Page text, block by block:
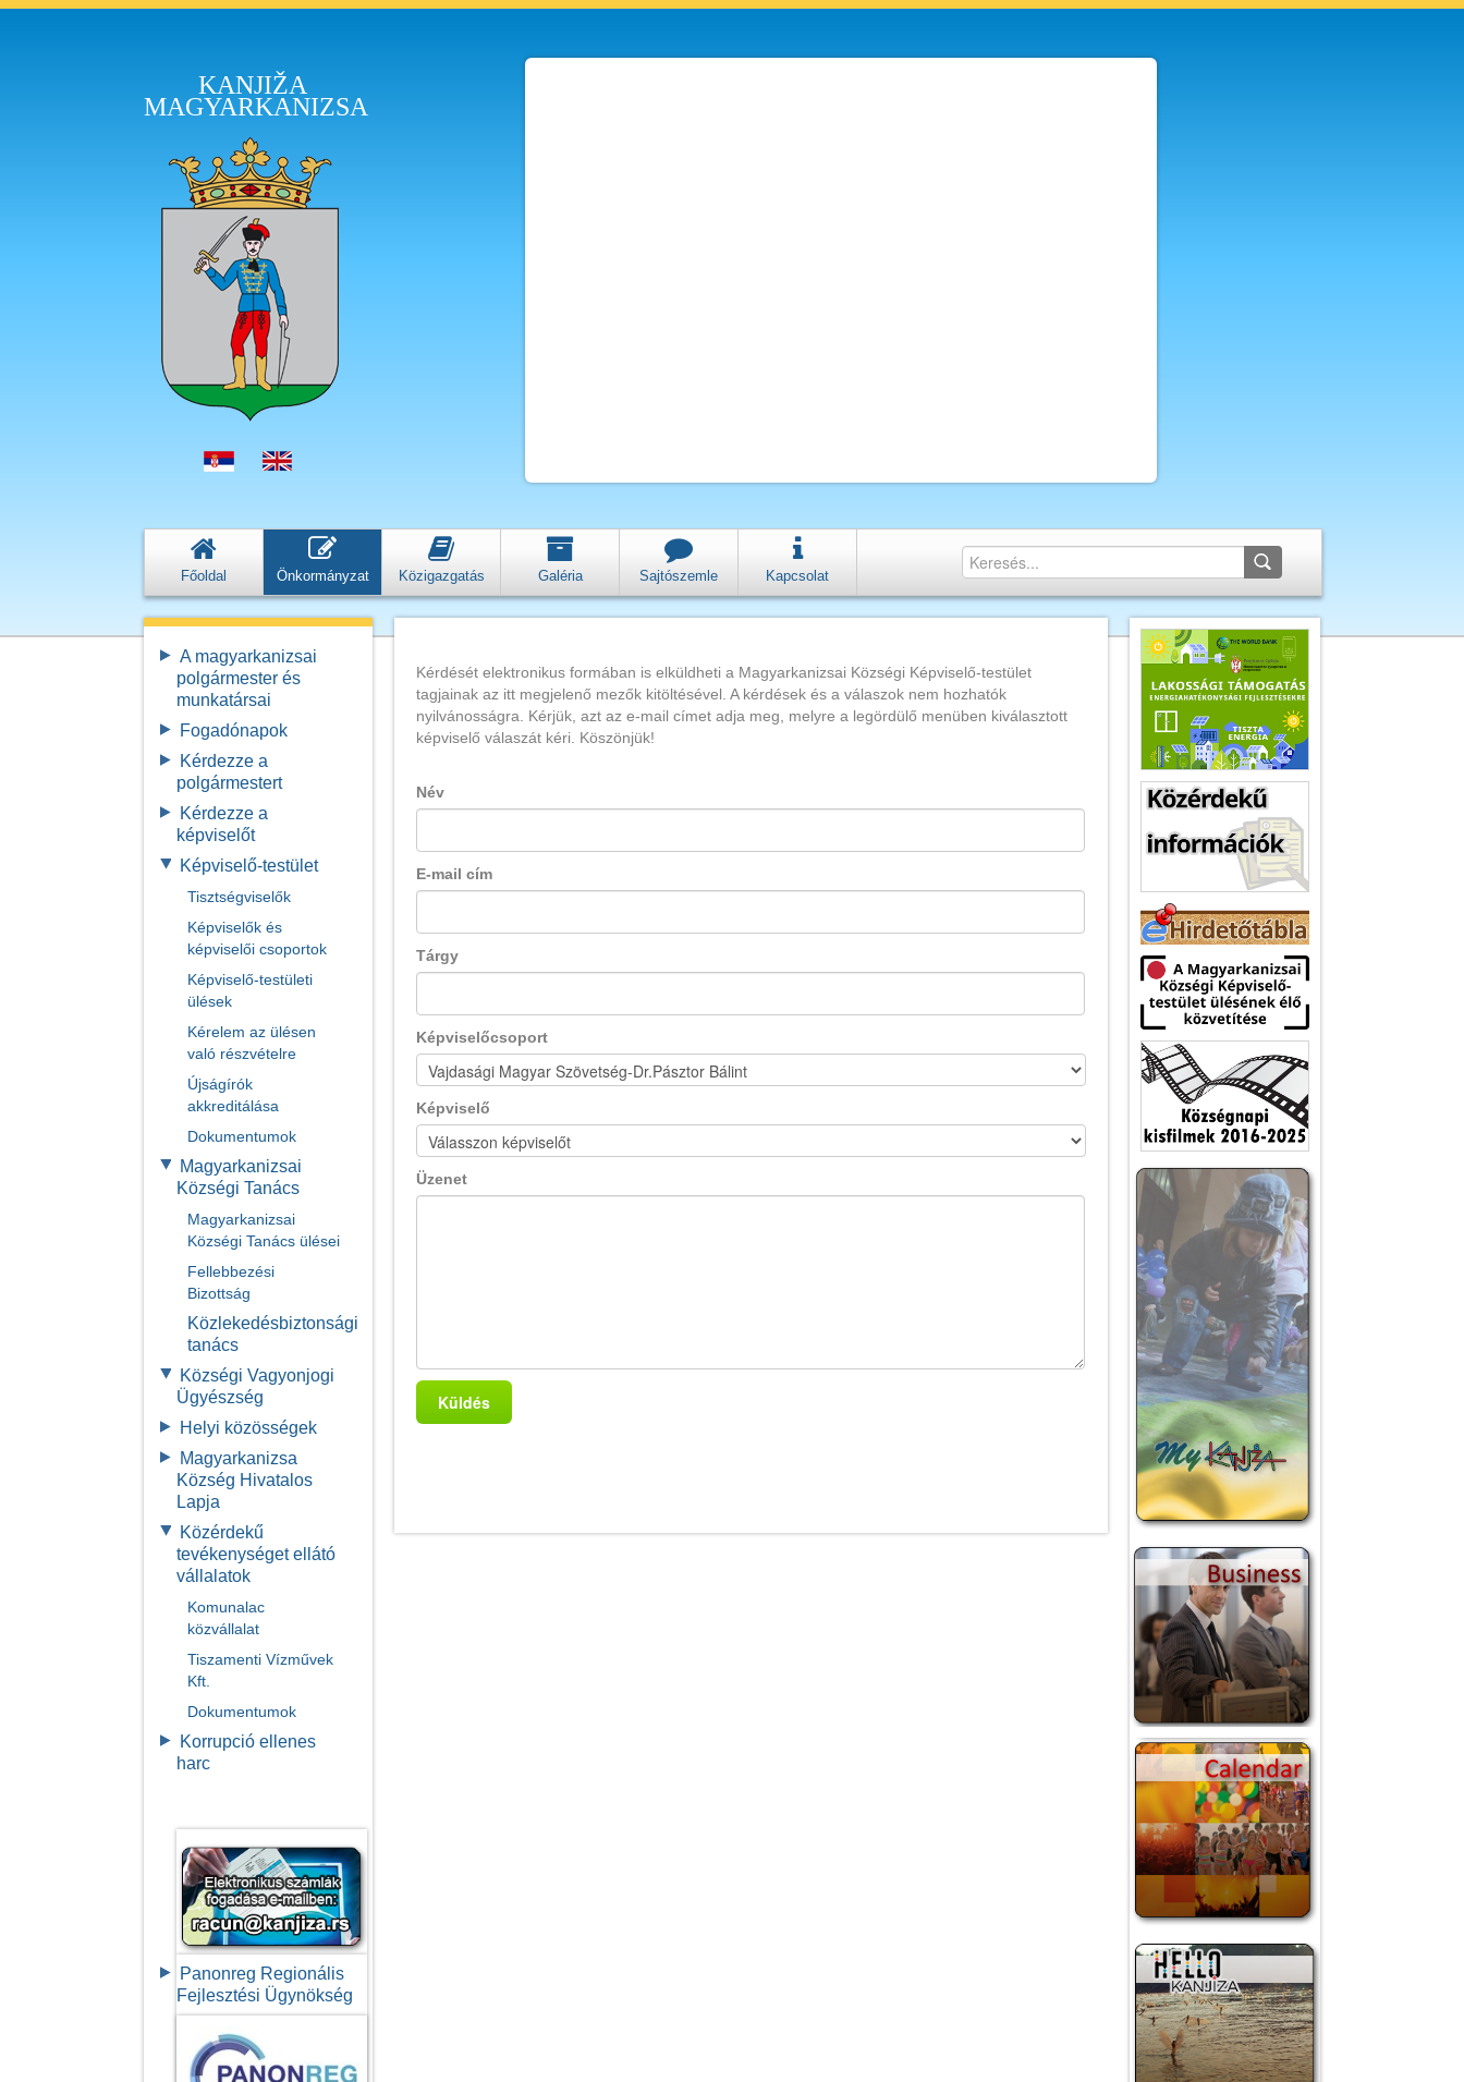
KANJIŽA
MAGYARKANIZSA
Főoldal Önkormányzat Közigazgatás Galéria Sajtószemle Kapcsolat
A magyarkanizsai
polgármester és
munkatársai
Fogadónapok
Kérdezze a
polgármestert
Kérdezze a
képviselőt
Képviselő-testület
Tisztségviselők
Képviselők és
képviselői csoportok
Képviselő-testületi
ülések
Kérelem az ülésen
való részvételre
Újságírók
akkreditálása
Dokumentumok
Magyarkanizsai
Községi Tanács
Magyarkanizsai
Községi Tanács ülései
Fellebbezési
Bizottság
Közlekedésbiztonsági
tanács
Községi Vagyonjogi
Ügyészség
Helyi közösségek
Magyarkanizsa
Község Hivatalos
Lapja
Közérdekű
tevékenységet ellátó
vállalatok
Komunalac
közvállalat
Tiszamenti Vízművek
Kft.
Dokumentumok
Korrupció ellenes
harc
Panonreg Regionális
Fejlesztési Ügynökség
Kérdését elektronikus formában is elküldheti a Magyarkanizsai Községi Képviselő-testület
tagjainak az itt megjelenő mezők kitöltésével. A kérdések és a válaszok nem hozhatók
nyilvánosságra. Kérjük, azt az e-mail címet adja meg, melyre a legördülő menüben kiválasztott
képviselő válaszát kéri. Köszönjük!
Név
E-mail cím
Tárgy
Képviselőcsoport
Képviselő
Üzenet